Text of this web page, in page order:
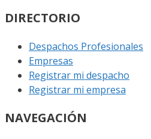
DIRECTORIO
Despachos Profesionales
Empresas
Registrar mi despacho
Registrar mi empresa
NAVEGACIÓN